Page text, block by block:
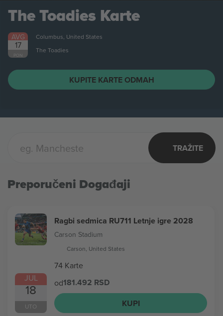
The Toadies Karte
AVG
17
PON
Columbus, United States
The Toadies
KUPITE KARTE ODMAH
TRAŽITE
Preporučeni Događaji
JUL
18
UTO
Ragbi sedmica RU711 Letnje igre 2028
Carson Stadium
Carson, United States
74 Karte
od181.492 RSD
KUPI